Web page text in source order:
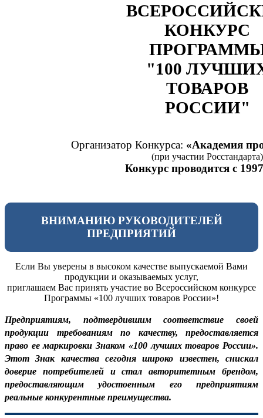
КОНКУРС
"100
ТОВАРОВ
РОССИИ"
Организатор Конкурса: «Академия
(при участии Росстандарта)
Конкурс проводится с
ВНИМАНИЮ РУКОВОДИТЕЛЕЙ
ПРЕДПРИЯТИЙ
Если Вы уверены в высоком качестве выпускаемой Вами
продукции и оказываемых услуг,
приглашаем Вас принять участие во Всероссийском конкурсе
Программы «100 лучших товаров России»!
Предприятиям, подтвердившим соответствие своей
продукции требованиям по качеству, предоставляется
право ее маркировки Знаком «100 лучших товаров России».
Этот Знак качества сегодня широко известен, снискал
доверие потребителей и стал авторитетным брендом,
предоставляющим удостоенным его предприятиям
реальные конкурентные преимущества.